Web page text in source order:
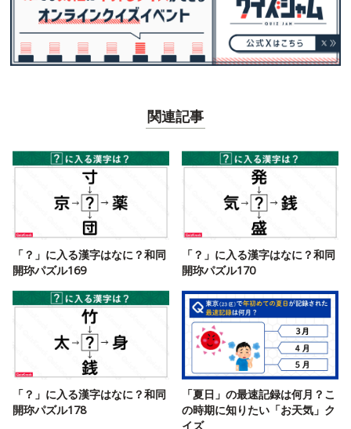
関連記事
「？」に入る漢字はなに？和同
開珎パズル169
「？」に入る漢字はなに？和同
開珎パズル170
「？」に入る漢字はなに？和同
開珎パズル178
「夏日」の最速記録は何月？こ
の時期に知りたい「お天気」ク
イズ